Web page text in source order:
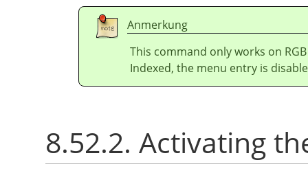
Anmerkung
This command only works on
Indexed, the menu entry is
8.52.2. Activating